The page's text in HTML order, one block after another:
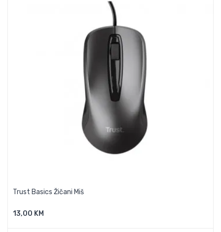
Trust Basics Žičani Miš
13,00 KMDodaj U Košaricu